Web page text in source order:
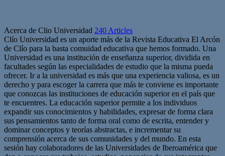
Acerca de Clio Universidad 240 Articles
Clío Universidad es un aporte más de la Revista Educativa El Arcón
de Clío para la basta comuidad educativa que hemos formado. Una
Universidad es una institución de enseñanza superior, dividida en
facultades según las especialidades de estudio que la misma pueda
ofrecer. Ir a la universidad es más que una experiencia valiosa, es un
derecho y para escoger la carrera que más te conviene es importante
que conozcas las instituciones de educación superior en el país que
te encuentres. La educación superior permite a los individuos
expandir sus conocimientos y habilidades, expresar de forma clara
sus pensamientos tanto de forma oral como de escrita, entender y
dominar conceptos y teorías abstractas, e incrementar su
comprensión acerca de sus comunidades y del mundo. En esta
sesión hay colaboradores de las Universidades de Iberoamérica que